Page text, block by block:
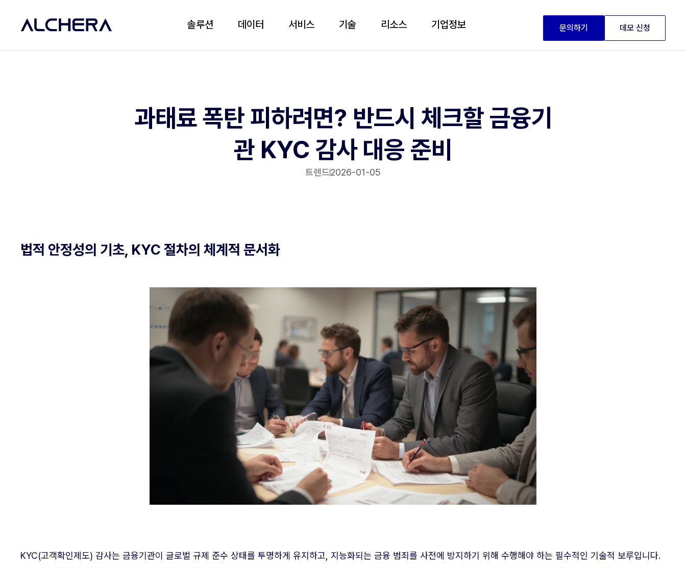
솔루션 데이터 서비스 기술 리소스 기업정보 문의하기 데모 신청
과태료 폭탄 피하려면? 반드시 체크할 금융기
관 KYC 감사 대응 준비
트렌드2026-01-05
법적 안정성의 기초, KYC 절차의 체계적 문서화
KYC(고객확인제도) 감사는 금융기관이 글로벌 규제 준수 상태를 투명하게 유지하고, 지능화되는 금융 범죄를 사전에 방지하기 위해 수행해야 하는 필수적인 기술적 보루입니다.